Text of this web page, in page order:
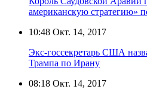
американскую стратегию»
10:48 Окт. 14, 2017
Экс-госсекретарь США
Трампа по Ирану
08:18 Окт. 14, 2017